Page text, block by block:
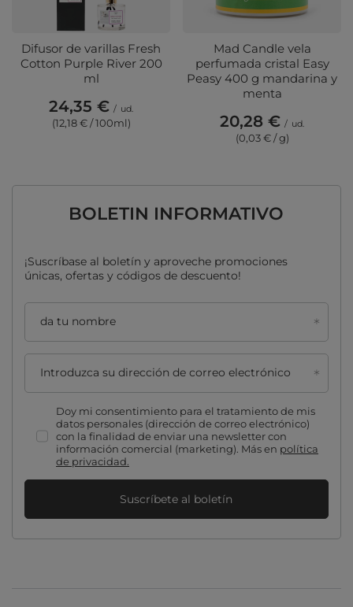
Difusor de varillas Fresh
Cotton Purple River 200
ml
24,35 € / ud.
(12,18 € / 100ml)
Mad Candle vela
perfumada cristal Easy
Peasy 400 g mandarina y
menta
20,28 € / ud.
(0,03 € / g)
BOLETIN INFORMATIVO
¡Suscríbase al boletín y aproveche promociones
únicas, ofertas y códigos de descuento!
da tu nombre
Introduzca su dirección de correo electrónico
Doy mi consentimiento para el tratamiento de mis
datos personales (dirección de correo electrónico)
con la finalidad de enviar una newsletter con
información comercial (marketing). Más en política
de privacidad.
Suscríbete al boletín